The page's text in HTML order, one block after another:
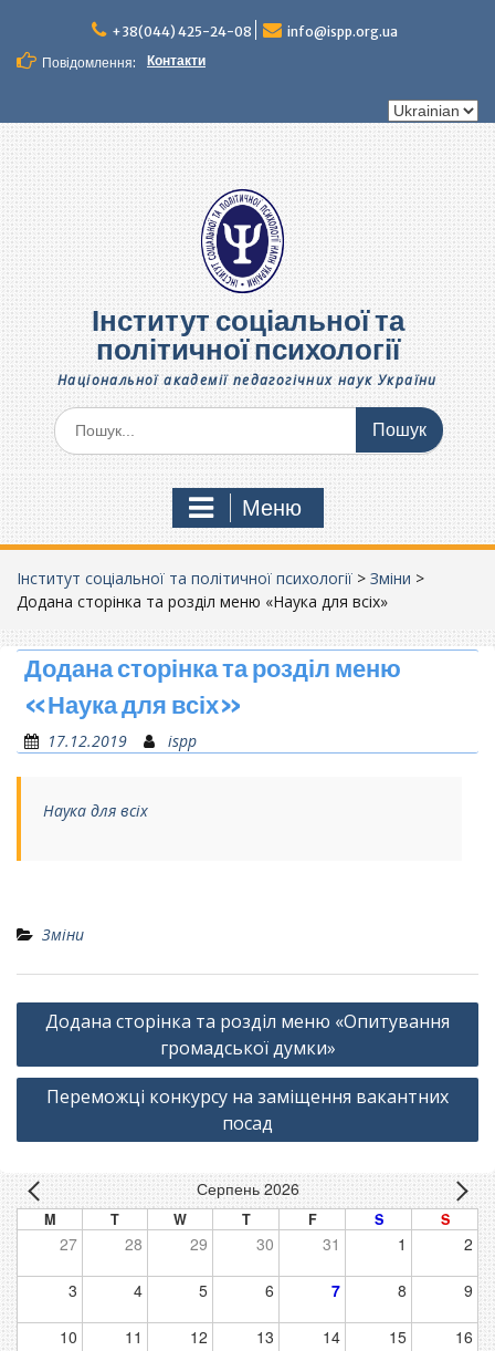
вмісту
+38(044) 425-24-08
info@ispp.org.ua
Повідомлення:
Контакти
Вибрати
Інститут соціальної та
політичної психології
Національної академії педагогічних наук України
Шукати:
Меню
Інститут соціальної та політичної психології > Зміни >
Додана сторінка та розділ меню «Наука для всіх»
Додана сторінка та розділ меню
«Наука для всіх»
17.12.2019 ispp
Наука для всіх
Зміни
Навігація
записів
Додана сторінка та розділ меню «Опитування
громадської думки»
Переможці конкурсу на заміщення вакантних
посад
Серпень 2026
M T W T F S S
27 28 29 30 31 1 2
3 4 5 6 7 8 9
10 11 12 13 14 15 16